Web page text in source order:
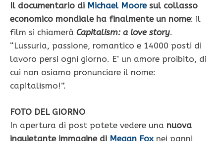
Il documentario di Michael Mooresul collasso
economico mondiale ha finalmente un nome: il
film si chiamerà Capitalism: a love story.
“Lussuria, passione, romantico e 14000 posti di
lavoro persi ogni giorno. E’ un amore proibito, di
cui non osiamo pronunciare il nome:
capitalismo!”.
FOTO DEL GIORNO
In apertura di post potete vedere una nuova
inquietante immagine di Megan Fox nei panni